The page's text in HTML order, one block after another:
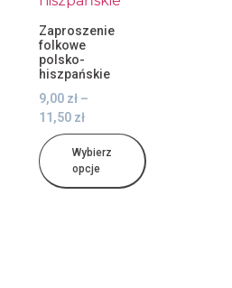
Zaproszenie
folkowe
polsko-
hiszpańskie
9,00 zł –
11,50 zł
Wybierz
opcje